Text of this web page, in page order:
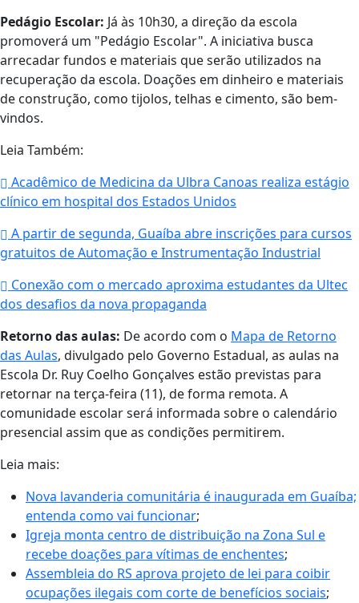
Pedágio Escolar: Já às 10h30, a direção da escola
promoverá um "Pedágio Escolar". A iniciativa busca
arrecadar fundos e materiais que serão utilizados na
recuperação da escola. Doações em dinheiro e materiais
de construção, como tijolos, telhas e cimento, são bem-
vindos.
Leia Também:
Acadêmico de Medicina da Ulbra Canoas realiza estágio
clínico em hospital dos Estados Unidos
A partir de segunda, Guaíba abre inscrições para cursos
gratuitos de Automação e Instrumentação Industrial
Conexão com o mercado aproxima estudantes da Ultec
dos desafios da nova propaganda
Retorno das aulas: De acordo com o Mapa de Retorno
das Aulas, divulgado pelo Governo Estadual, as aulas na
Escola Dr. Ruy Coelho Gonçalves estão previstas para
retornar na terça-feira (11), de forma remota. A
comunidade escolar será informada sobre o calendário
presencial assim que as condições permitirem.
Leia mais:
Nova lavanderia comunitária é inaugurada em Guaíba;
entenda como vai funcionar;
Igreja monta centro de distribuição na Zona Sul e
recebe doações para vítimas de enchentes;
Assembleia do RS aprova projeto de lei para coibir
ocupações ilegais com corte de benefícios sociais;